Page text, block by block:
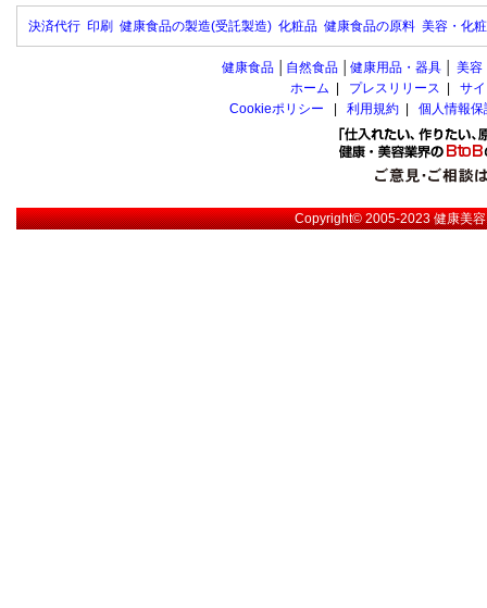
決済代行 印刷 健康食品の製造(受託製造) 化粧品 健康食品の原料 美容・化
健康食品 自然食品 健康用品・器具 美容
ホーム
プレスリリース
サ
Cookieポリシー
利用規約 個人情報
Copyright© 2005-2023健康美